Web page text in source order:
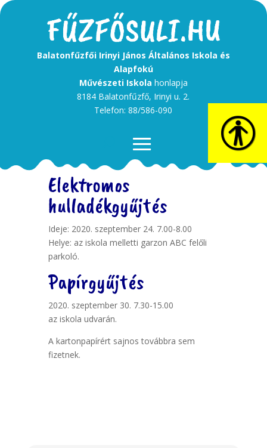
Balatonfűzfői Irinyi János Általános Iskola és
Alapfokú
Művészeti Iskola honlapja
8184 Balatonfűzfő, Irinyi u. 2.
Telefon: 88/586-090
Elektromos
hulladékgyűjtés
Ideje: 2020. szeptember 24. 7.00-8.00
Helye: az iskola melletti garzon ABC felőli
parkoló.
Papírgyűjtés
2020. szeptember 30. 7.30-15.00
az iskola udvarán.
A kartonpapírért sajnos továbbra sem
fizetnek.